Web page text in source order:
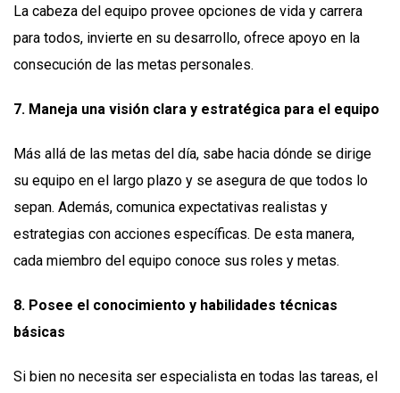
La cabeza del equipo provee opciones de vida y carrera
para todos, invierte en su desarrollo, ofrece apoyo en la
consecución de las metas personales.
7. Maneja una visión clara y estratégica para el equipo
Más allá de las metas del día, sabe hacia dónde se dirige
su equipo en el largo plazo y se asegura de que todos lo
sepan. Además, comunica expectativas realistas y
estrategias con acciones específicas. De esta manera,
cada miembro del equipo conoce sus roles y metas.
8. Posee el conocimiento y habilidades técnicas
básicas
Si bien no necesita ser especialista en todas las tareas, el